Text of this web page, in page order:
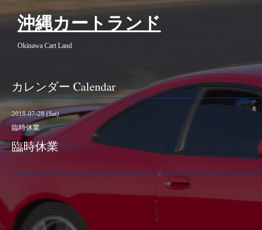
沖縄カートランド
Okinawa Cart Land
カレンダー Calendar
2018-07-28 (Sat)
臨時休業
臨時休業